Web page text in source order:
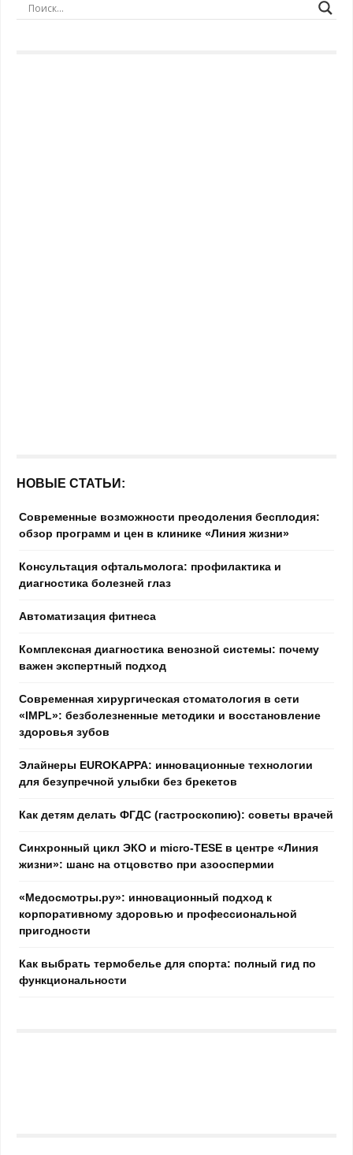
НОВЫЕ СТАТЬИ:
Современные возможности преодоления бесплодия:
обзор программ и цен в клинике «Линия жизни»
Консультация офтальмолога: профилактика и
диагностика болезней глаз
Автоматизация фитнеса
Комплексная диагностика венозной системы: почему
важен экспертный подход
Современная хирургическая стоматология в сети
«IMPL»: безболезненные методики и восстановление
здоровья зубов
Элайнеры EUROKAPPA: инновационные технологии
для безупречной улыбки без брекетов
Как детям делать ФГДС (гастроскопию): советы врачей
Синхронный цикл ЭКО и micro-TESE в центре «Линия
жизни»: шанс на отцовство при азооспермии
«Медосмотры.ру»: инновационный подход к
корпоративному здоровью и профессиональной
пригодности
Как выбрать термобелье для спорта: полный гид по
функциональности